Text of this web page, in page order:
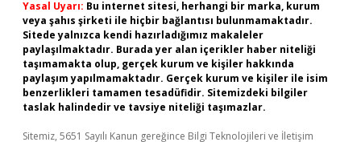
Yasal Uyarı: Bu internet sitesi, herhangi bir marka, kurum
veya şahıs şirketi ile hiçbir bağlantısı bulunmamaktadır.
Sitede yalnızca kendi hazırladığımız makaleler
paylaşılmaktadır. Burada yer alan içerikler haber niteliği
taşımamakta olup, gerçek kurum ve kişiler hakkında
paylaşım yapılmamaktadır. Gerçek kurum ve kişiler ile isim
benzerlikleri tamamen tesadüfidir. Sitemizdeki bilgiler
taslak halindedir ve tavsiye niteliği taşımazlar.
Sitemiz, 5651 Sayılı Kanun gereğince Bilgi Teknolojileri ve İletişim